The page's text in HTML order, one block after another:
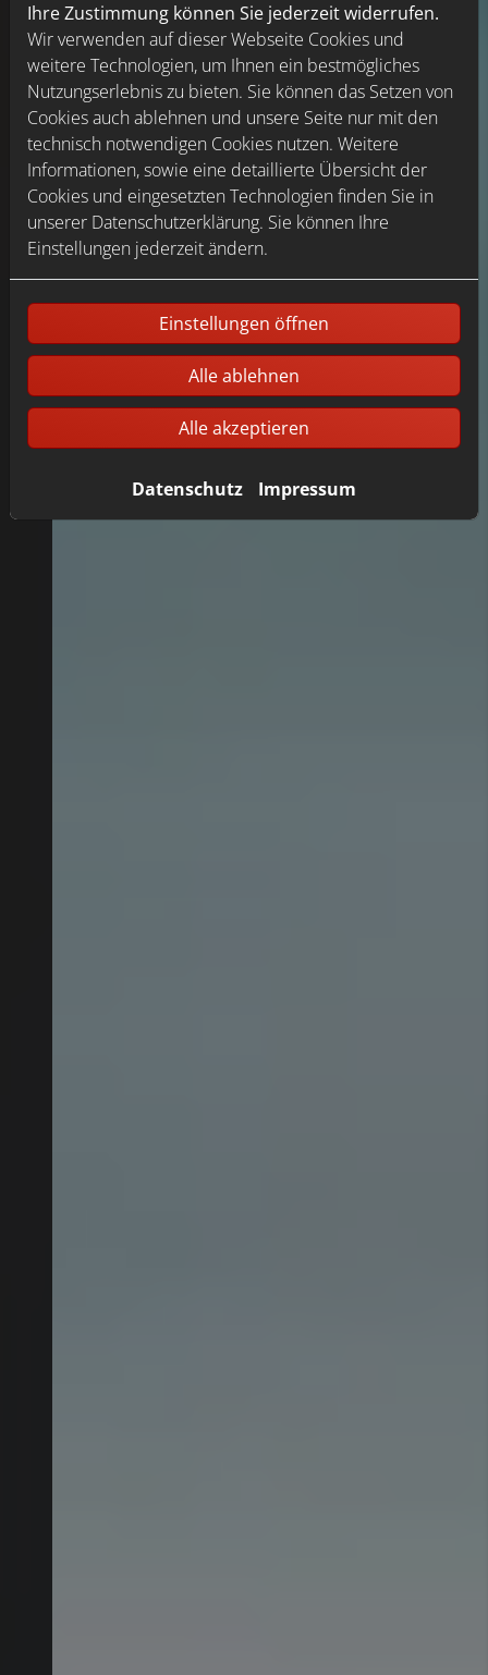
Ihre Zustimmung können Sie jederzeit widerrufen.
Wir verwenden auf dieser Webseite Cookies und
weitere Technologien, um Ihnen ein bestmögliches
Nutzungserlebnis zu bieten. Sie können das Setzen von
Cookies auch ablehnen und unsere Seite nur mit den
technisch notwendigen Cookies nutzen. Weitere
Informationen, sowie eine detaillierte Übersicht der
Cookies und eingesetzten Technologien finden Sie in
unserer Datenschutzerklärung. Sie können Ihre
Einstellungen jederzeit ändern.
Einstellungen öffnen
Alle ablehnen
Alle akzeptieren
Datenschutz Impressum